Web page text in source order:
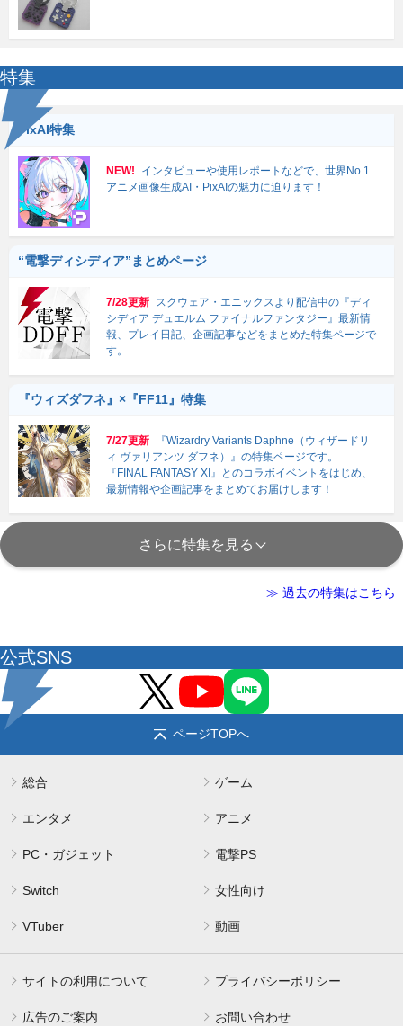
特集
PixAI特集
NEW!
インタビューや使用レポートなどで、世界No.1
アニメ画像生成AI・PixAIの魅力に迫ります！
“電撃ディシディア”まとめページ
7/28更新
スクウェア・エニックスより配信中の『ディ
シディア デュエルム ファイナルファンタジー』最新情
報、プレイ日記、企画記事などをまとめた特集ページで
す。
『ウィズダフネ』×『FF11』特集
7/27更新
『Wizardry Variants Daphne（ウィザードリ
ィ ヴァリアンツ ダフネ）』の特集ページです。
『FINAL FANTASY XI』とのコラボイベントをはじめ、
最新情報や企画記事をまとめてお届けします！
さらに特集を見る
≫ 過去の特集はこちら
公式SNS
ページTOPへ
総合 ゲーム
エンタメ アニメ
PC・ガジェット 電撃PS
Switch 女性向け
VTuber 動画
サイトの利用について プライバシーポリシー
広告のご案内 お問い合わせ